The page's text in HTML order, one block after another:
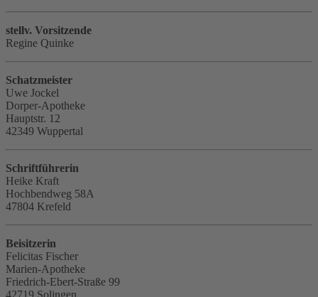
stellv. Vorsitzende
Regine Quinke
Schatzmeister
Uwe Jockel
Dorper-Apotheke
Hauptstr. 12
42349 Wuppertal
Schriftführerin
Heike Kraft
Hochbendweg 58A
47804 Krefeld
Beisitzerin
Felicitas Fischer
Marien-Apotheke
Friedrich-Ebert-Straße 99
42719 Solingen